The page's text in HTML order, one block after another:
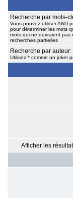
Recherche par mots-
Vous pouvez utiliserAND
pour déterminer les mots
mots qui ne devraient pas
recherches partielles
Recherche par auteur:
Utilisez * comme un joker
Afficher les